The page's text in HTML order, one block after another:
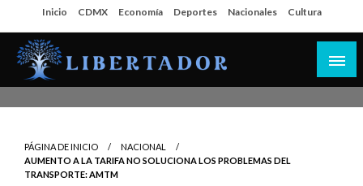
al
contenido
Inicio CDMX Economía Deportes Nacionales Cultura
PÁGINA DE INICIO
NACIONAL
AUMENTO A LA TARIFA NO SOLUCIONA LOS PROBLEMAS DEL
TRANSPORTE: AMTM